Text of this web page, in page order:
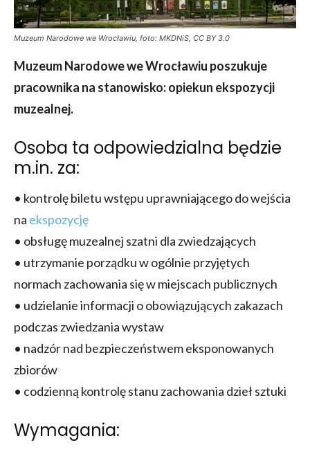
Muzeum Narodowe we Wrocławiu, foto: MKDNiS, CC BY 3.0
Muzeum Narodowe we Wrocławiu poszukuje
pracownika na stanowisko: opiekun ekspozycji
muzealnej.
Osoba ta odpowiedzialna będzie
m.in. za:
• kontrolę biletu wstępu uprawniającego do wejścia
na ekspozycję
• obsługę muzealnej szatni dla zwiedzających
• utrzymanie porządku w ogólnie przyjętych
normach zachowania się w miejscach publicznych
• udzielanie informacji o obowiązujących zakazach
podczas zwiedzania wystaw
• nadzór nad bezpieczeństwem eksponowanych
zbiorów
• codzienną kontrolę stanu zachowania dzieł sztuki
Wymagania: